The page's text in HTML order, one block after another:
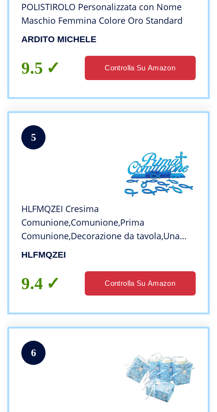
POLISTIROLO Personalizzata con Nome
Maschio Femmina Colore Oro Standard
ARDITO MICHELE
9.5 Controlla Su Amazon
5
HLFMQZEI Cresima
Comunione,Comunione,Prima
Comunione,Decorazione da tavola,Una
Decorazione Comunione e 20 PCS
coriandoli a Forma di Pesce
HLFMQZEI
9.4 Controlla Su Amazon
6